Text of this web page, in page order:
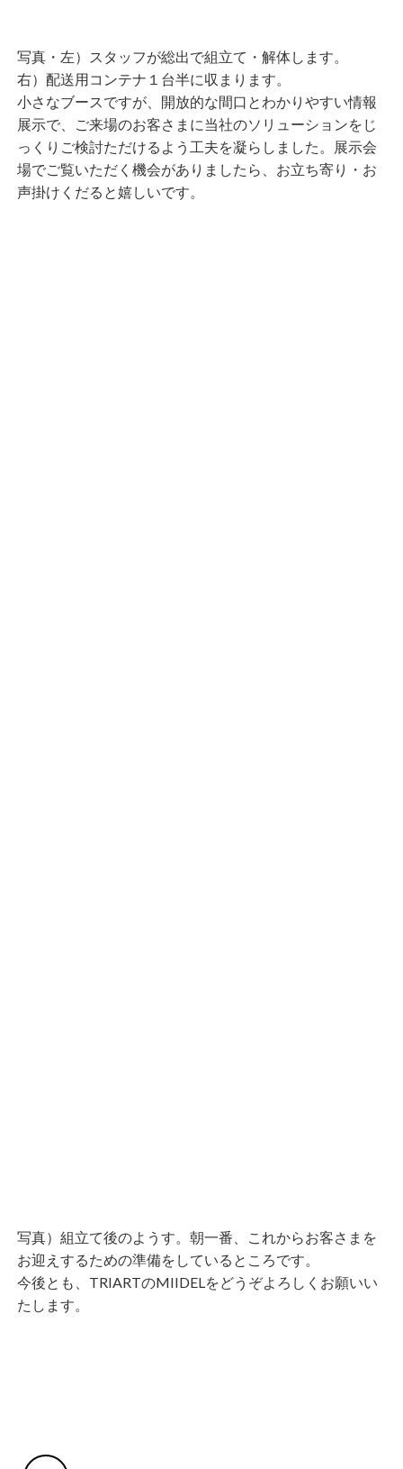
写真・左）スタッフが総出で組立て・解体します。
右）配送用コンテナ１台半に収まります。
小さなブースですが、開放的な間口とわかりやすい情報
展示で、ご来場のお客さまに当社のソリューションをじ
っくりご検討ただけるよう工夫を凝らしました。展示会
場でご覧いただく機会がありましたら、お立ち寄り・お
声掛けくだると嬉しいです。
写真）組立て後のようす。朝一番、これからお客さまを
お迎えするための準備をしているところです。
今後とも、TRIARTのMIIDELをどうぞよろしくお願いい
たします。